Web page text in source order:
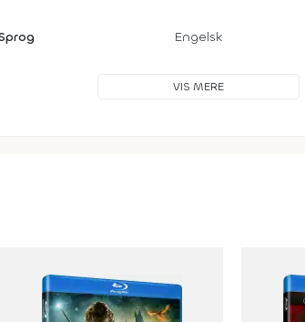
Engelsk
VIS MERE